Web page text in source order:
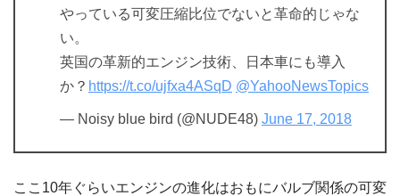
やっている可変圧縮比位でないと革命的じゃな
い。
英国の革新的エンジン技術、日本車にも導入
か？ https://t.co/ujfxa4ASqD @YahooNewsTopics
— Noisy blue bird (@NUDE48) June 17, 2018
ここ10年ぐらいエンジンの進化はおもにバルブ関係の可変